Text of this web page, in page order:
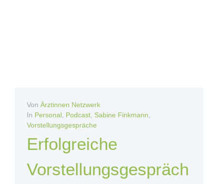
Von Ärztinnen Netzwerk
In Personal Podcast Sabine Finkmann
Vorstellungsgespräche
Erfolgreiche
Vorstellungsgespräch